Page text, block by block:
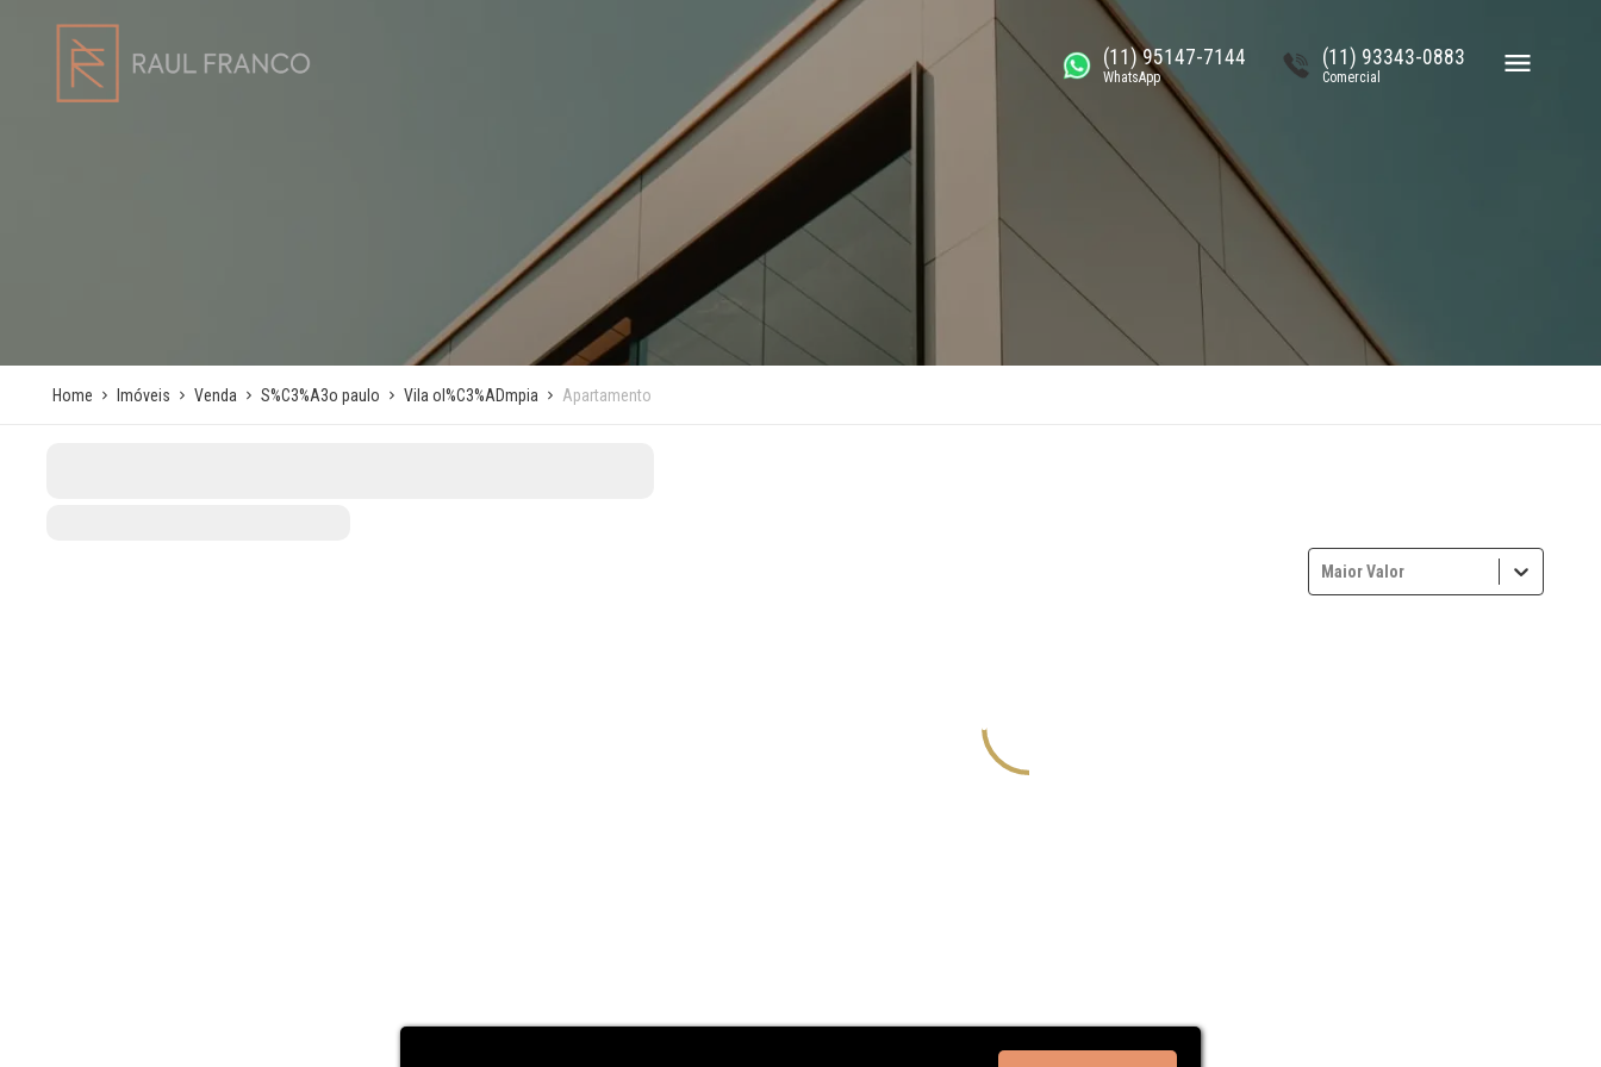
(11) 95147-7144
WhatsApp
(11) 93343-0883
Comercial
Home Imóveis Venda S%C3%A3o paulo Vila ol%C3%ADmpia Apartamento
Maior Valor